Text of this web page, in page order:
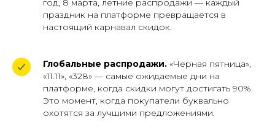
год, 8 марта, летние распродажи — каждый
праздник на платформе превращается в
настоящий карнавал скидок.
Глобальные распродажи. «Черная пятница»,
«11.11», «328» — самые ожидаемые дни на
платформе, когда скидки могут достигать 90%.
Это момент, когда покупатели буквально
охотятся за лучшими предложениями.